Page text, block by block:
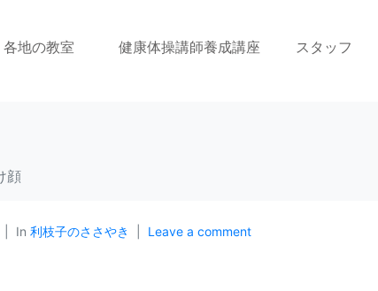
各地の教室 健康体操講師養成講座 スタッフ
顔
In 利枝子のささやき Leave a comment